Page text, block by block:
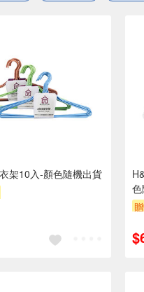
架10入-顏色隨機出貨